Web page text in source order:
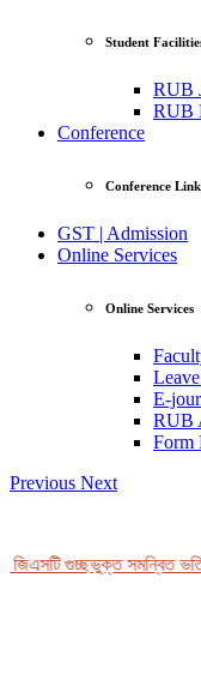
Student
RUB
RUB
Conference
Conference Link
GST | Admission
Online Services
Online Services
E-
RUB
Form
Previous Next
গুচ্ছভুক্ত সমন্বিত ভর্তি